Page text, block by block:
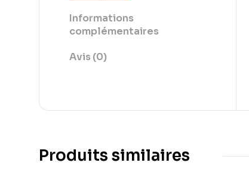
Informations
complémentaires
Avis (0)
Produits similaires